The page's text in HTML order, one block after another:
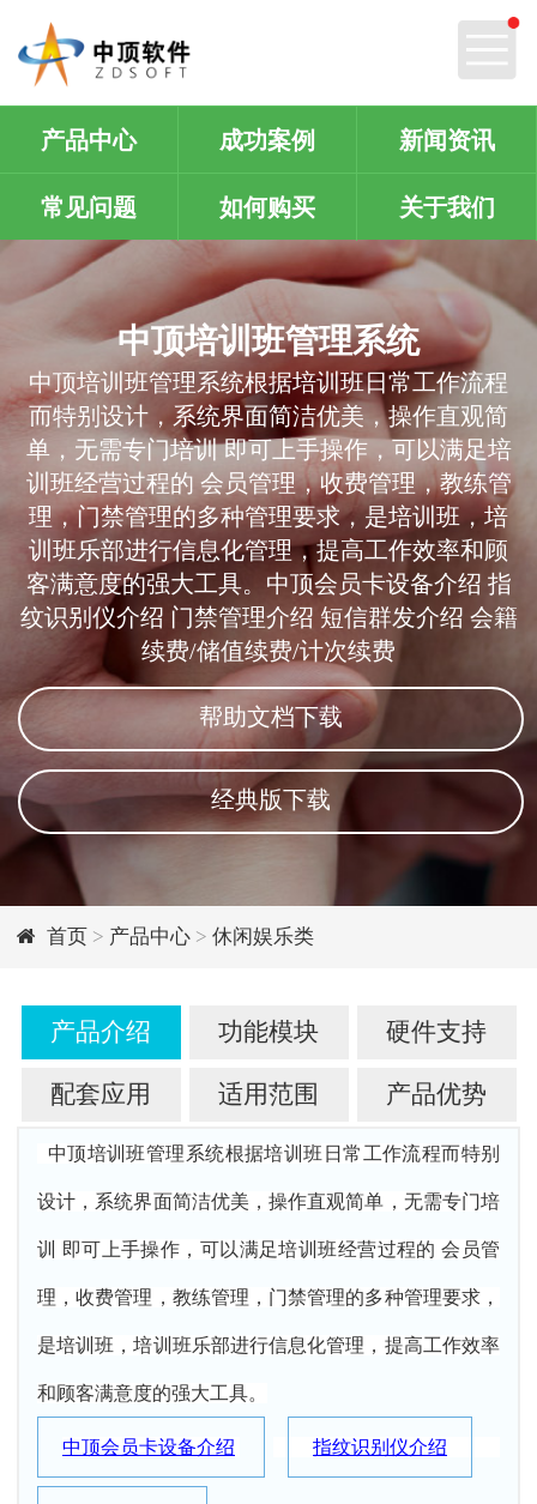
产品中心 成功案例 新闻资讯
常见问题 如何购买 关于我们
中顶培训班管理系统
中顶培训班管理系统根据培训班日常工作流程
而特别设计，系统界面简洁优美，操作直观简
单，无需专门培训 即可上手操作，可以满足培
训班经营过程的 会员管理，收费管理，教练管
理，门禁管理的多种管理要求，是培训班，培
训班乐部进行信息化管理，提高工作效率和顾
客满意度的强大工具。中顶会员卡设备介绍 指
纹识别仪介绍 门禁管理介绍 短信群发介绍 会籍
续费/储值续费/计次续费
帮助文档下载
经典版下载
首页 > 产品中心 > 休闲娱乐类
产品介绍 功能模块 硬件支持
配套应用 适用范围 产品优势
中顶培训班管理系统根据培训班日常工作流程而特别
设计，系统界面简洁优美，操作直观简单，无需专门培
训 即可上手操作，可以满足培训班经营过程的 会员管
理，收费管理，教练管理，门禁管理的多种管理要求，
是培训班，培训班乐部进行信息化管理，提高工作效率
和顾客满意度的强大工具。
中顶会员卡设备介绍 指纹识别仪介绍